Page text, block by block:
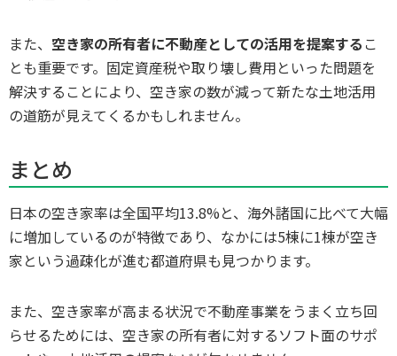
また、 空き家の所有者に不動産としての活用を提案する こ
とも重要です。固定資産税や取り壊し費用といった問題を
解決することにより、空き家の数が減って新たな土地活用
の道筋が見えてくるかもしれません。
まとめ
日本の空き家率は全国平均13.8%と、海外諸国に比べて大幅
に増加しているのが特徴であり、なかには5棟に1棟が空き
家という過疎化が進む都道府県も見つかります。
また、空き家率が高まる状況で不動産事業をうまく立ち回
らせるためには、空き家の所有者に対するソフト面のサポ